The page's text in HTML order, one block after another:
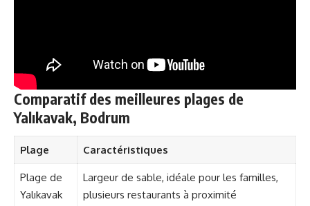
Comparatif des meilleures plages de
Yalıkavak, Bodrum
Plage Caractéristiques
Plage de
Yalıkavak
Largeur de sable, idéale pour les familles,
plusieurs restaurants à proximité